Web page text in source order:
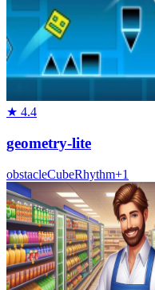
★ 4.4
geometry-lite
obstacleCubeRhythm+1